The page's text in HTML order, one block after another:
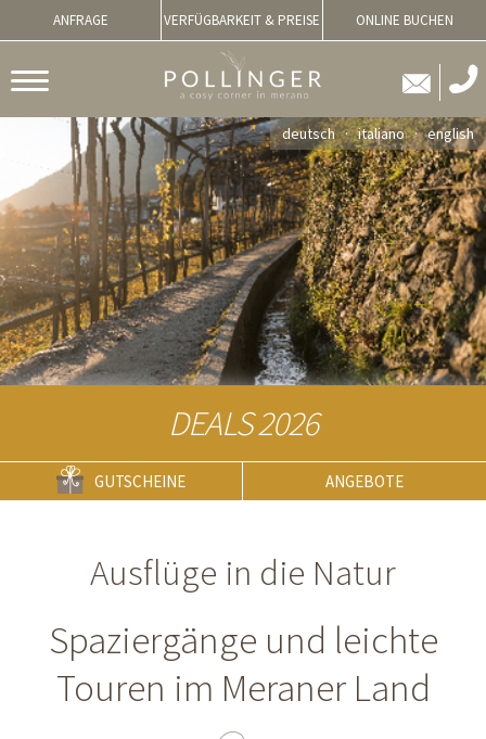
ANFRAGE VERFÜGBARKEIT & PREISE ONLINE BUCHEN
deutsch italiano english
DEALS 2026
GUTSCHEINE ANGEBOTE
Ausflüge in die Natur
Spaziergänge und leichte
Touren im Meraner Land